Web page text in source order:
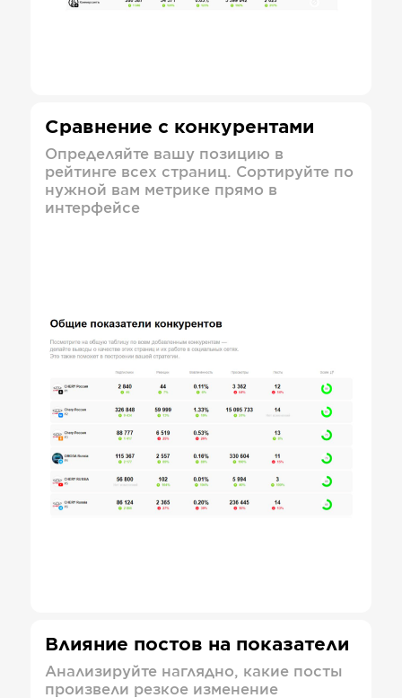
Сравнение с конкурентами
Определяйте вашу позицию в
рейтинге всех страниц. Сортируйте по
нужной вам метрике прямо в
интерфейсе
Влияние постов на показатели
Анализируйте наглядно, какие посты
произвели резкое изменение